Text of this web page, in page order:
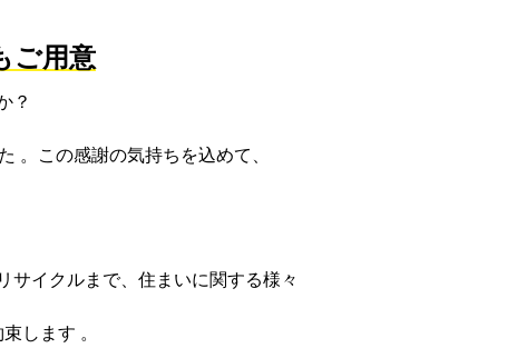
ご用意
？
。この感謝の気持ちを込めて、
サイクルまで、住まいに関する様々
します 。